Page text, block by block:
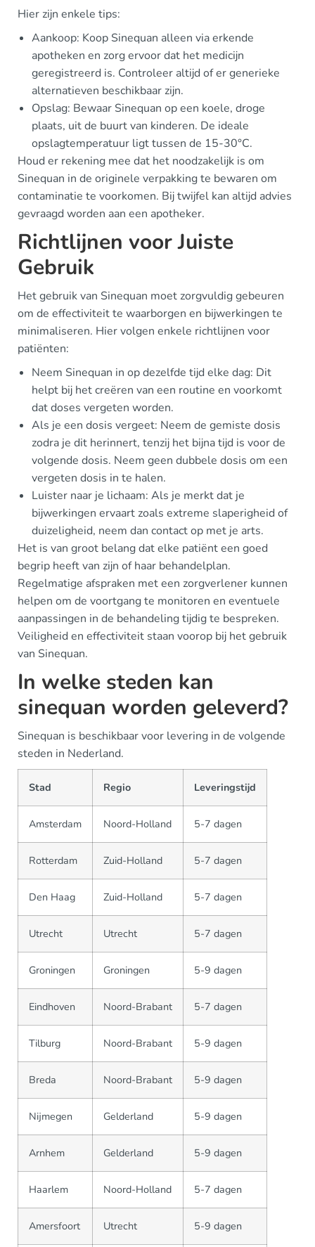
Hier zijn enkele tips:
Aankoop: Koop Sinequan alleen via erkende
apotheken en zorg ervoor dat het medicijn
geregistreerd is. Controleer altijd of er generieke
alternatieven beschikbaar zijn.
Opslag: Bewaar Sinequan op een koele, droge
plaats, uit de buurt van kinderen. De ideale
opslagtemperatuur ligt tussen de 15-30°C.
Houd er rekening mee dat het noodzakelijk is om
Sinequan in de originele verpakking te bewaren om
contaminatie te voorkomen. Bij twijfel kan altijd advies
gevraagd worden aan een apotheker.
Richtlijnen voor Juiste
Gebruik
Het gebruik van Sinequan moet zorgvuldig gebeuren
om de effectiviteit te waarborgen en bijwerkingen te
minimaliseren. Hier volgen enkele richtlijnen voor
patiënten:
Neem Sinequan in op dezelfde tijd elke dag: Dit
helpt bij het creëren van een routine en voorkomt
dat doses vergeten worden.
Als je een dosis vergeet: Neem de gemiste dosis
zodra je dit herinnert, tenzij het bijna tijd is voor de
volgende dosis. Neem geen dubbele dosis om een
vergeten dosis in te halen.
Luister naar je lichaam: Als je merkt dat je
bijwerkingen ervaart zoals extreme slaperigheid of
duizeligheid, neem dan contact op met je arts.
Het is van groot belang dat elke patiënt een goed
begrip heeft van zijn of haar behandelplan.
Regelmatige afspraken met een zorgverlener kunnen
helpen om de voortgang te monitoren en eventuele
aanpassingen in de behandeling tijdig te bespreken.
Veiligheid en effectiviteit staan voorop bij het gebruik
van Sinequan.
In welke steden kan
sinequan worden geleverd?
Sinequan is beschikbaar voor levering in de volgende
steden in Nederland.
Stad Regio Leveringstijd
Amsterdam Noord-Holland 5-7 dagen
Rotterdam Zuid-Holland 5-7 dagen
Den Haag Zuid-Holland 5-7 dagen
Utrecht Utrecht 5-7 dagen
Groningen Groningen 5-9 dagen
Eindhoven Noord-Brabant 5-7 dagen
Tilburg Noord-Brabant 5-9 dagen
Breda Noord-Brabant 5-9 dagen
Nijmegen Gelderland 5-9 dagen
Arnhem Gelderland 5-9 dagen
Haarlem Noord-Holland 5-7 dagen
Amersfoort Utrecht 5-9 dagen